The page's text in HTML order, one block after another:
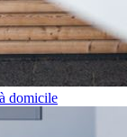
domicile